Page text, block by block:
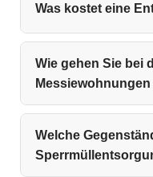
Was kostet eine
Wie gehen Sie bei
Welche